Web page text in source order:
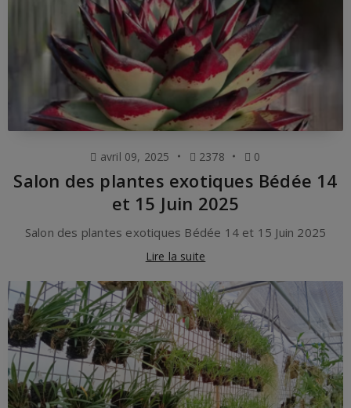
avril 09, 2025 2378 0
Salon des plantes exotiques Bédée 14
et 15 Juin 2025
Salon des plantes exotiques Bédée 14 et 15 Juin 2025
Lire la suite